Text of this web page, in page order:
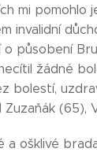
mi pomohlo
invalidní
působení
žádné
bolestí,
(65),
ošklivé